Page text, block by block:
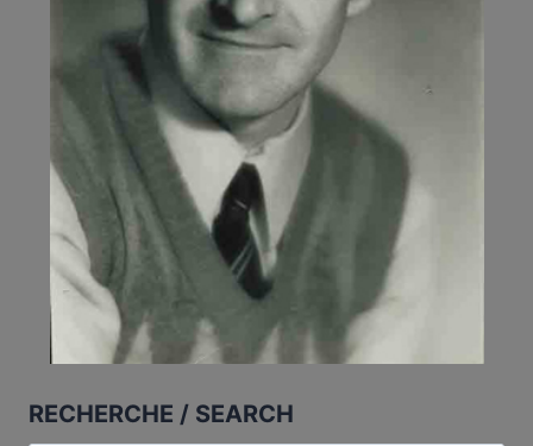
RECHERCHE / SEARCH